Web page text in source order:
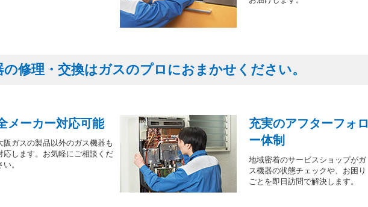
の修理・交換はガスのプロにおまかせください。
メーカー対応可能
阪ガスの製品以外のガス機器も
応します。お気軽にご相談くだ
い。
充実のアフターフォロ
ー体制
地域密着のサービスショップがガ
ス機器の状態チェックや、お困り
ごとを即日訪問で解決します。